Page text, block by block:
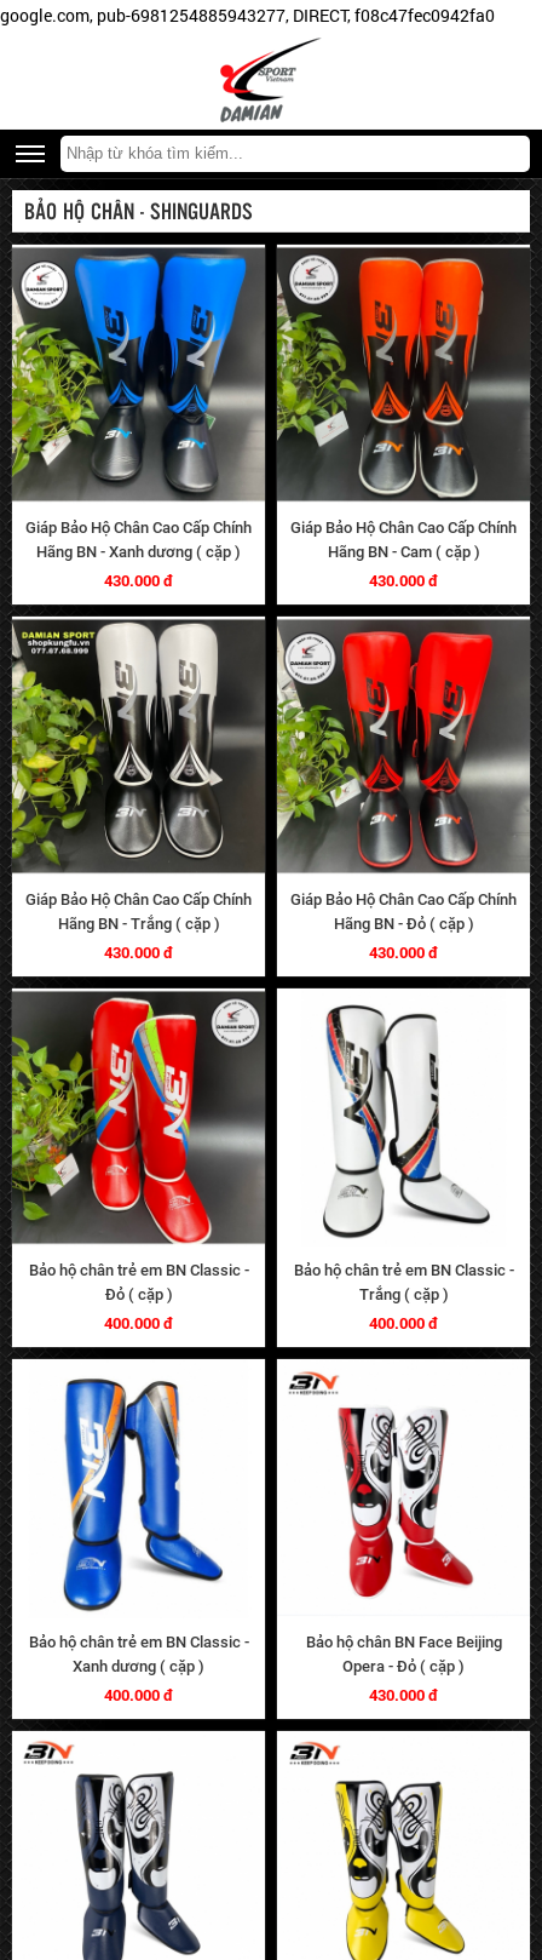
google.com, pub-6981254885943277, DIRECT, f08c47fec0942fa0
BẢO HỘ CHÂN - SHINGUARDS
Giáp Bảo Hộ Chân Cao Cấp Chính
Hãng BN - Xanh dương ( cặp )
430.000 đ
Giáp Bảo Hộ Chân Cao Cấp Chính
Hãng BN - Cam ( cặp )
430.000 đ
Giáp Bảo Hộ Chân Cao Cấp Chính
Hãng BN - Trắng ( cặp )
430.000 đ
Giáp Bảo Hộ Chân Cao Cấp Chính
Hãng BN - Đỏ ( cặp )
430.000 đ
Bảo hộ chân trẻ em BN Classic -
Đỏ ( cặp )
400.000 đ
Bảo hộ chân trẻ em BN Classic -
Trắng ( cặp )
400.000 đ
Bảo hộ chân trẻ em BN Classic -
Xanh dương ( cặp )
400.000 đ
Bảo hộ chân BN Face Beijing
Opera - Đỏ ( cặp )
430.000 đ
như:
Fairtex,
Walon,
FDX,
Jduanl,
Kwon,
Twins,
Kangrui,
Everlast,
Damian,...